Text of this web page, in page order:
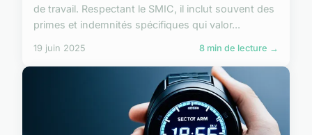
de travail. Respectant le SMIC, il inclut souvent des
primes et indemnités spécifiques qui valor...
19 juin 2025 8 min de lecture →